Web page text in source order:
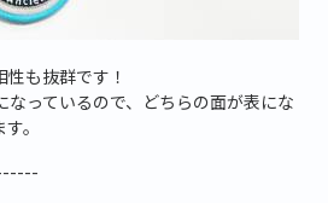
性も抜群です！
っているので、どちらの面が表にな
。